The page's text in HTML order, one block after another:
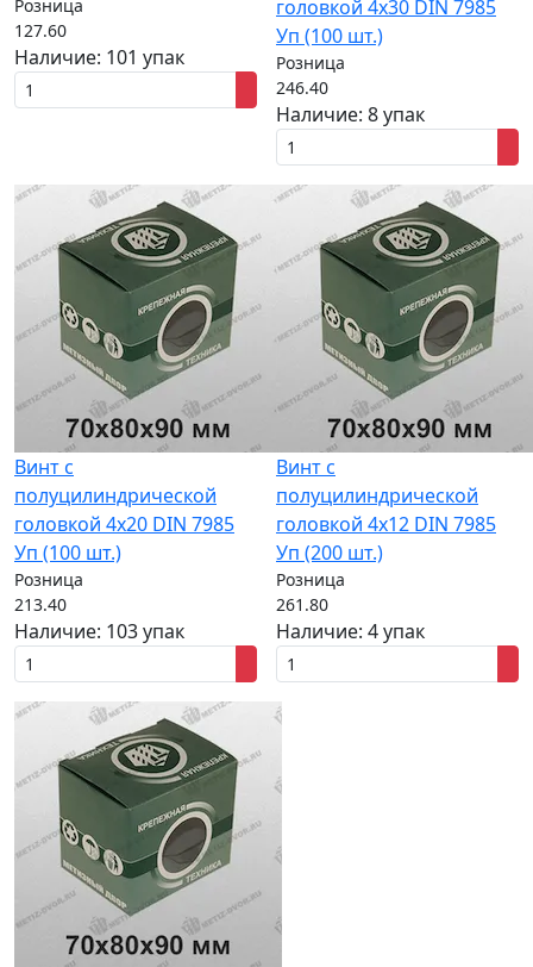
Розница
127.60
Наличие: 101 упак
головкой 4x30 DIN 7985
Уп (100 шт.)
Розница
246.40
Наличие: 8 упак
Винт с
полуцилиндрической
головкой 4x20 DIN 7985
Уп (100 шт.)
Розница
213.40
Наличие: 103 упак
Винт с
полуцилиндрической
головкой 4x12 DIN 7985
Уп (200 шт.)
Розница
261.80
Наличие: 4 упак